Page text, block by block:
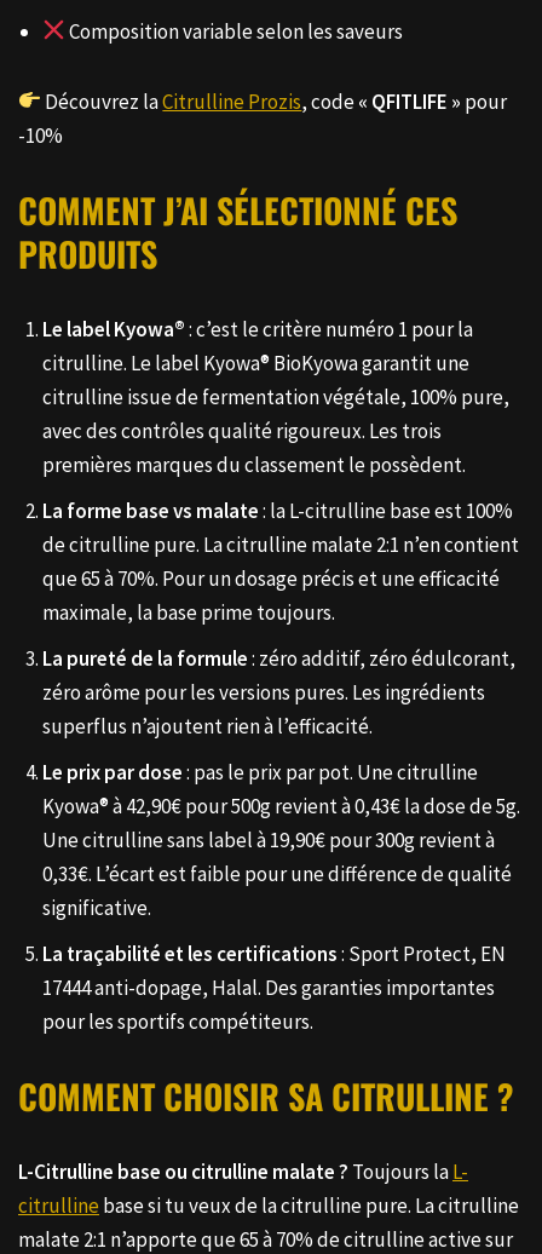
Composition variable selon les saveurs
Découvrez laCitrulline Prozis, code« QFITLIFE » pour
-10%
COMMENT J’AI SÉLECTIONNÉ CES
PRODUITS
Le label Kyowa®: c’est le critère numéro 1 pour la
citrulline. Le label Kyowa® BioKyowa garantit une
citrulline issue de fermentation végétale, 100% pure,
avec des contrôles qualité rigoureux. Les trois
premières marques du classement le possèdent.
La forme base vs malate: la L-citrulline base est 100%
de citrulline pure. La citrulline malate 2:1 n’en contient
que 65 à 70%. Pour un dosage précis et une efficacité
maximale, la base prime toujours.
La pureté de la formule: zéro additif, zéro édulcorant,
zéro arôme pour les versions pures. Les ingrédients
superflus n’ajoutent rien à l’efficacité.
Le prix par dose: pas le prix par pot. Une citrulline
Kyowa® à 42,90€ pour 500g revient à 0,43€ la dose de 5g.
Une citrulline sans label à 19,90€ pour 300g revient à
0,33€. L’écart est faible pour une différence de qualité
significative.
La traçabilité et les certifications: Sport Protect, EN
17444 anti-dopage, Halal. Des garanties importantes
pour les sportifs compétiteurs.
COMMENT CHOISIR SA CITRULLINE ?
L-Citrulline base ou citrulline malate ? Toujours laL-
citrulline base si tu veux de la citrulline pure. La citrulline
malate 2:1 n’apporte que 65 à 70% de citrulline active sur